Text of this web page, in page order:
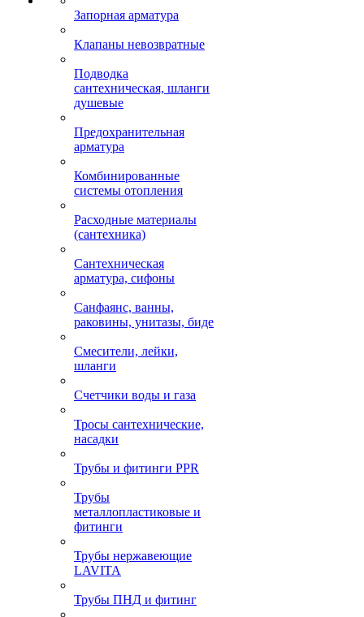
Запорная арматура
Клапаны невозвратные
Подводка
сантехническая, шланги
душевые
Предохранительная
арматура
Комбинированные
системы отопления
Расходные материалы
(сантехника)
Сантехническая
арматура, сифоны
Санфаянс, ванны,
раковины, унитазы, биде
Смесители, лейки,
шланги
Счетчики воды и газа
Тросы сантехнические,
насадки
Трубы и фитинги PPR
Трубы
металлопластиковые и
фитинги
Трубы нержавеющие
LAVITA
Трубы ПНД и фитинг